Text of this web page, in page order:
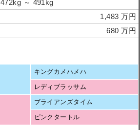
472kg ～ 491kg
1,483 万円
680 万円
キングカメハメハ
レディブラッサム
ブライアンズタイム
ピンクタートル